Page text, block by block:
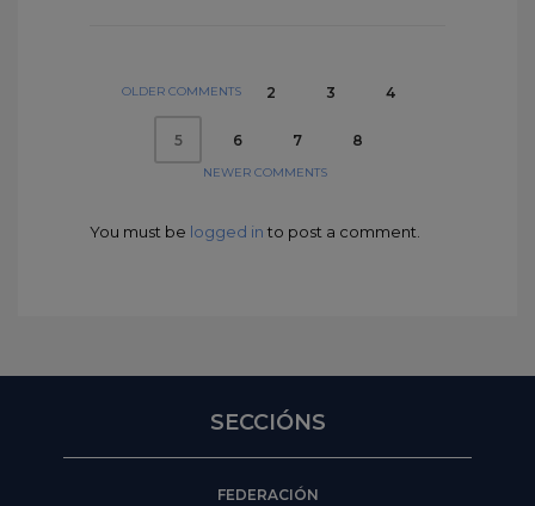
OLDER COMMENTS 2 3 4
5 6 7 8
NEWER COMMENTS
You must be logged in to post a comment.
SECCIÓNS
FEDERACIÓN